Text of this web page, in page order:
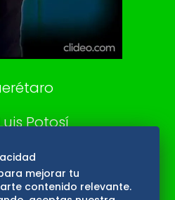
Oportuno
Potosí
mejorar tu
contenido relevante.